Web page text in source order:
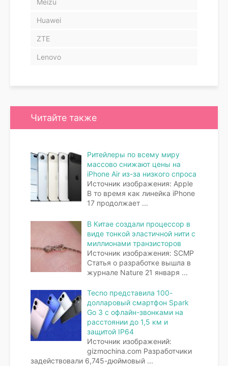
Meizu
Huawei
ZTE
Lenovo
Читайте также
Ритейлеры по всему миру
массово снижают цены на
iPhone Air из-за низкого спроса
Источник изображения: Apple
В то время как линейка iPhone
17 продолжает ...
В Китае создали процессор в
виде тонкой эластичной нити с
миллионами транзисторов
Источник изображения: SCMP
Статья о разработке вышла в
журнале Nature 21 января ...
Tecno представила 100-
долларовый смартфон Spark
Go 3 с офлайн-звонками на
расстоянии до 1,5 км и
защитой IP64
Источник изображений:
gizmochina.com Разработчики
задействовали 6,745-дюймовый ...